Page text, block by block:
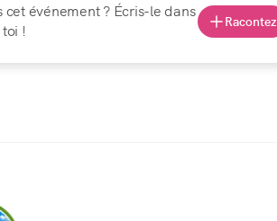
événement ? Écris-le dans
!
Racontez